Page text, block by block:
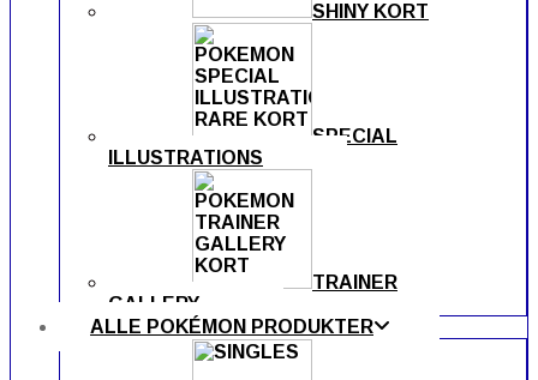
SHINY KORT
SPECIAL
ILLUSTRATIONS
TRAINER
GALLERY
ALLE POKÉMON PRODUKTER